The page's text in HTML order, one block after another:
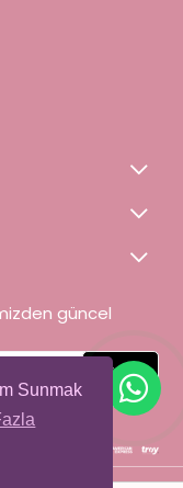
Sunmak
güncel
Gönder
kabul ediyorum.